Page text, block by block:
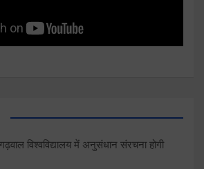
विश्वविद्यालय में अनुसंधान संरचना होगी